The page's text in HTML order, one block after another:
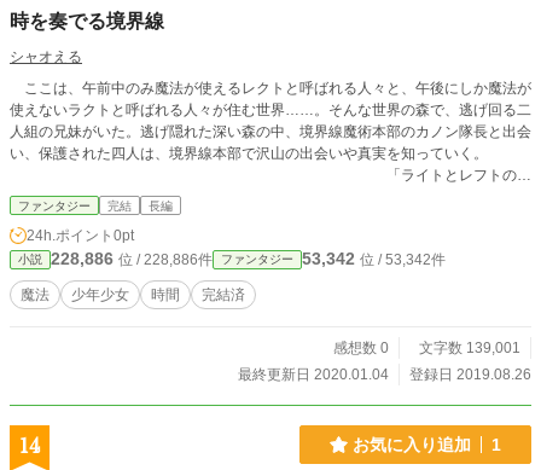
時を奏でる境界線
シャオえる
ここは、午前中のみ魔法が使えるレクトと呼ばれる人々と、午後にしか魔法が
使えないラクトと呼ばれる人々が住む世界……。そんな世界の森で、逃げ回る二
人組の兄妹がいた。逃げ隠れた深い森の中、境界線魔術本部のカノン隊長と出会
い、保護された四人は、境界線本部で沢山の出会いや真実を知っていく。
「ライトとレフトの境
界線」からタイトルを変更しています。
ファンタジー 完結 長編
24h.ポイント 0pt
小説 228,886 位 / 228,886件 ファンタジー 53,342 位 / 53,342件
魔法 少年少女 時間 完結済
感想数 0
文字数 139,001
最終更新日 2020.01.04
登録日 2019.08.26
14 お気に入り追加 1